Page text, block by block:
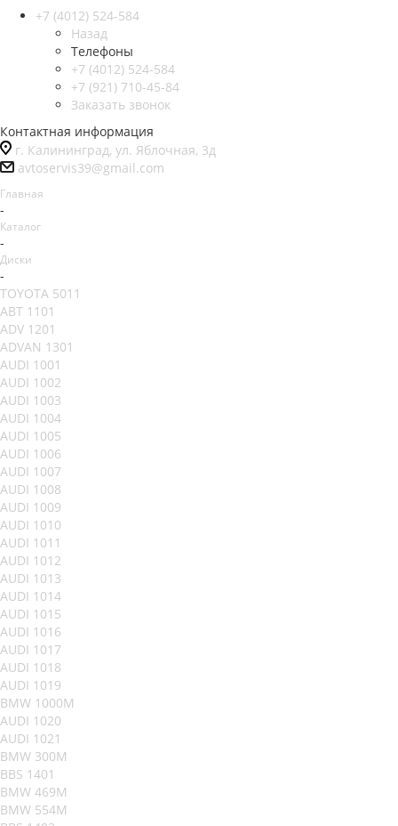
+7 (4012) 524-584
Назад
Телефоны
+7 (4012) 524-584
+7 (921) 710-45-84
Заказать звонок
Контактная информация
г. Калининград, ул. Яблочная, 3д
avtoservis39@gmail.com
Главная
-
Каталог
-
Диски
-
TOYOTA 5011
ABT 1101
ADV 1201
ADVAN 1301
AUDI 1001
AUDI 1002
AUDI 1003
AUDI 1004
AUDI 1005
AUDI 1006
AUDI 1007
AUDI 1008
AUDI 1009
AUDI 1010
AUDI 1011
AUDI 1012
AUDI 1013
AUDI 1014
AUDI 1015
AUDI 1016
AUDI 1017
AUDI 1018
AUDI 1019
BMW 1000M
AUDI 1020
AUDI 1021
BMW 300M
BBS 1401
BMW 469M
BMW 554M